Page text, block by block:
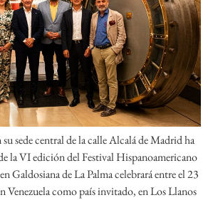
sede central de la calle Alcalá de Madrid ha
la VI edición del Festival Hispanoamericano
Galdosiana de La Palma celebrará entre el 23
Venezuela como país invitado, en Los Llanos